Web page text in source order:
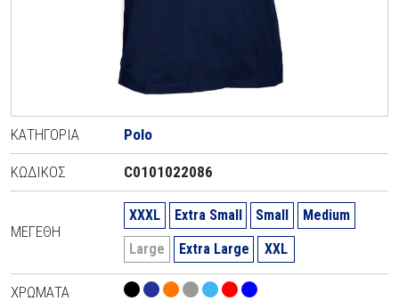
ΚΑΤΗΓΟΡΊΑ Polo
ΚΩΔΙΚΌΣ C0101022086
ΜΕΓΈΘΗ
XXXL Extra Small Small
Medium
Large
Extra Large XXL
ΧΡΏΜΑΤΑ